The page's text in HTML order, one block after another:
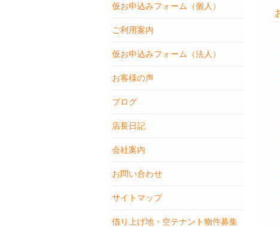
仮お申込みフォーム（個人）
ご利用案内
仮お申込みフォーム（法人）
お客様の声
ブログ
店長日記
会社案内
お問い合わせ
サイトマップ
借り上げ地・空テナント物件募集